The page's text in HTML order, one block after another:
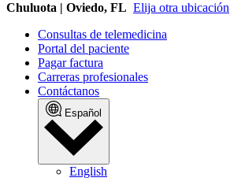
Chuluota | Oviedo, FL Elija otra ubicación
Consultas de telemedicina
Portal del paciente
Pagar factura
Carreras profesionales
Contáctanos
Español
English